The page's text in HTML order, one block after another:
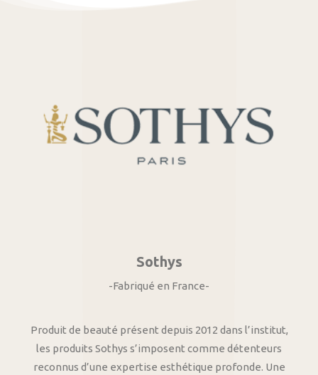
Sothys
-Fabriqué en France-
Produit de beauté présent depuis 2012 dans l’institut,
les produits Sothys s’imposent comme détenteurs
reconnus d’une expertise esthétique profonde. Une